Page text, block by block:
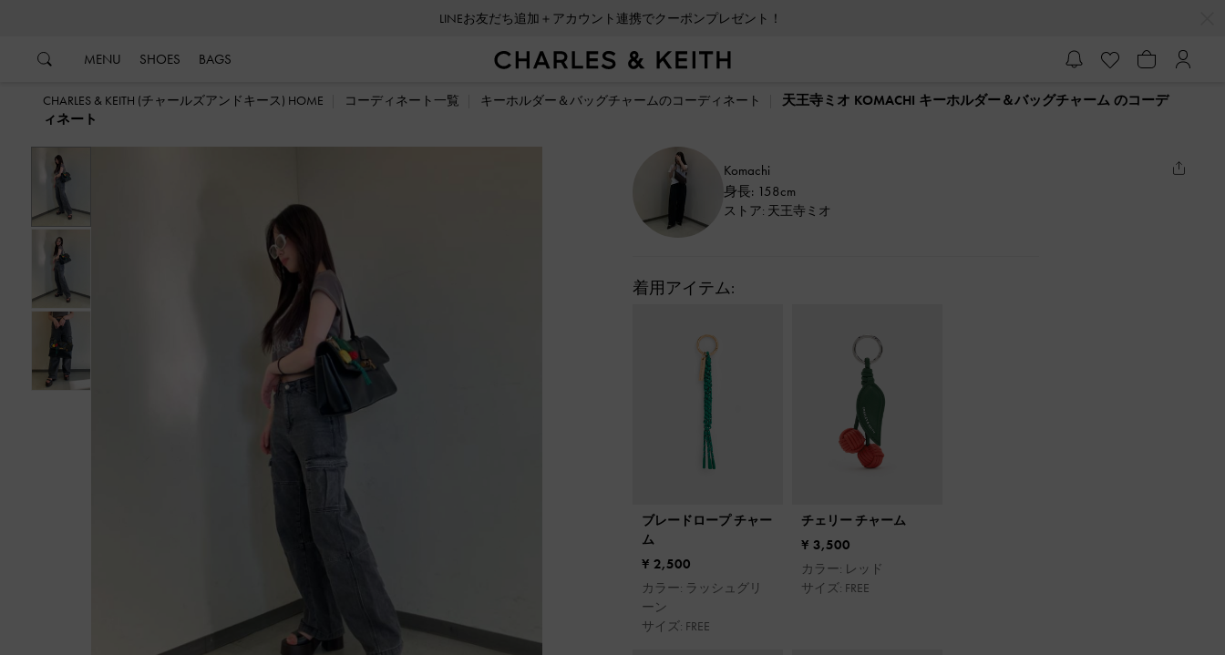
LINEお友だち追加＋アカウント連携でクーポンプレゼント！
MENU SHOES BAGS
CHARLES & KEITH (チャールズアンドキース) HOME コーディネート一覧 キーホルダー＆バッグチャームのコーディネート
天王寺ミオ KOMACHI キーホルダー＆バッグチャーム のコーデ
ィネート
Komachi
身長: 158cm
ストア: 天王寺ミオ
着用アイテム:
ブレードロープ チャー
ム
¥ 2,500
カラー: ラッシュグリ
ーン
サイズ: FREE
チェリー チャーム
¥ 3,500
カラー: レッド
サイズ: FREE